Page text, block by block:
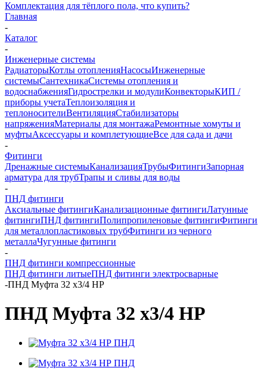
Комплектация для тёплого пола, что купить?
Главная
-
Каталог
-
Инженерные системы
РадиаторыКотлы отопленияНасосыИнженерные
системыСантехникаСистемы отопления и
водоснабженияГидрострелки и модулиКонвекторыКИП /
приборы учетаТеплоизоляция и
теплоносителиВентиляцияСтабилизаторы
напряженияМатериалы для монтажаРемонтные хомуты и
муфтыАксессуары и комплетующиеВсе для сада и дачи
-
Фитинги
Дренажные системыКанализацияТрубыФитингиЗапорная
арматура для трубТрапы и сливы для воды
-
ПНД фитинги
Аксиальные фитингиКанализационные фитингиЛатунные
фитингиПНД фитингиПолипропиленовые фитингиФитинги
для металлопластиковых трубФитинги из черного
металлаЧугунные фитинги
-
ПНД фитинги компрессионные
ПНД фитинги литыеПНД фитинги электросварные
-ПНД Муфта 32 х3/4 НР
ПНД Муфта 32 х3/4 НР